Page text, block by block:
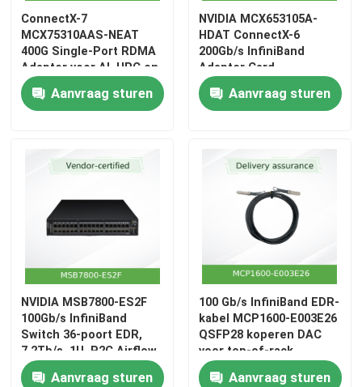
Cisco-schakelaar
Serverrack met geïntegreerde koeling
ConnectX-7
MCX75310AAS-NEAT
400G Single-Port RDMA
Adapter voor AI, HPC en
Cloud Data Centers
Aanvraag sturen
NVIDIA MCX653105A-
HDAT ConnectX-6
200Gb/s InfiniBand
Adapter Card
Aanvraag sturen
NVIDIA MSB7800-ES2F
100Gb/s InfiniBand
Switch 36-poort EDR,
7.2Tb/s, 1U, P2C Airflow,
extern beheerd
Aanvraag sturen
100 Gb/s InfiniBand EDR-
kabel MCP1600-E003E26
QSFP28 koperen DAC
voor top-of-rack
Aanvraag sturen